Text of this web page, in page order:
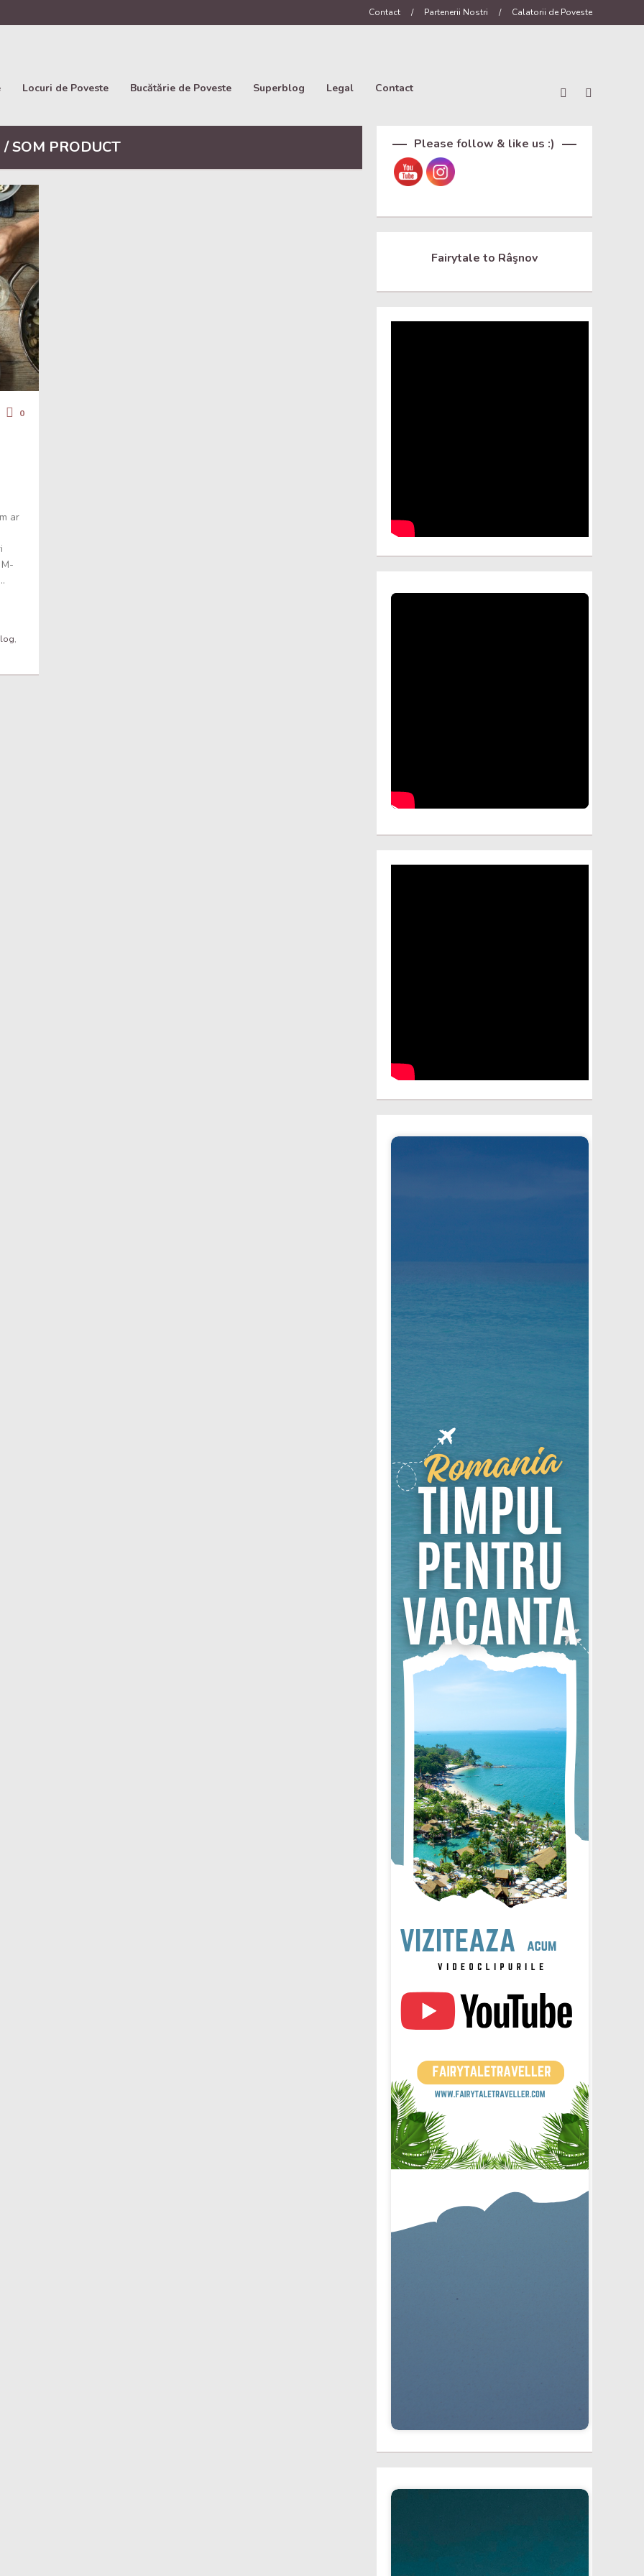
Contact / Partenerii Nostri / Calatorii de Poveste
Locuri de Poveste Bucătărie de Poveste Superblog Legal Contact
/ SOM PRODUCT
0
ar
,
Please follow & like us :)
Fairytale to Râşnov